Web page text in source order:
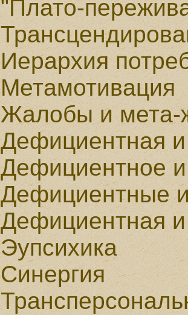
"Плато-
Иерархия
Метамотивация
Жалобы и мета-
Дефициентная
Дефициентное
Дефициентные
Дефициентная
Эупсихика
Синергия